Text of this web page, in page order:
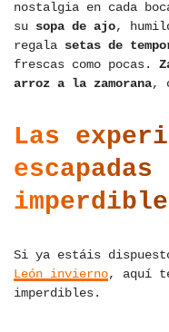
nostalgia en cada
su sopa de ajo,
regala setas de
frescas como pocas.
arroz a la zamorana,
Las
Si ya estáis
León invierno, aquí
imperdibles.